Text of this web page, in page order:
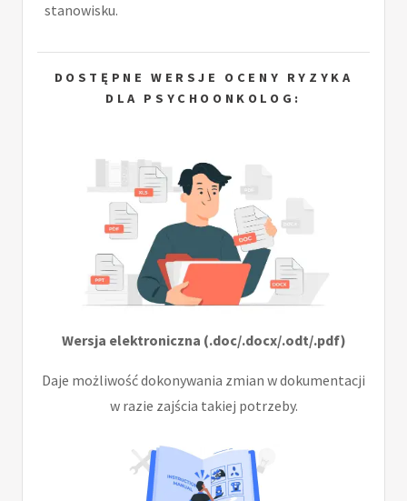
stanowisku.
DOSTĘPNE WERSJE OCENY RYZYKA
DLA PSYCHOONKOLOG:
Wersja elektroniczna (.doc/.docx/.odt/.pdf)
Daje możliwość dokonywania zmian w dokumentacji
w razie zajścia takiej potrzeby.